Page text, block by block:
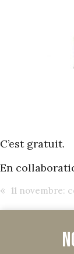
C’est gratuit.
En
«
11 novembre: